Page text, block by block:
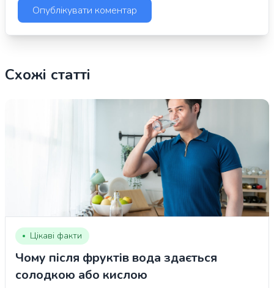
Схожі статті
Цікаві факти
Чому після фруктів вода здається
солодкою або кислою